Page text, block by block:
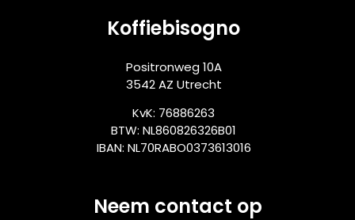
Koffiebisogno
Positronweg 10A
3542 AZ Utrecht
KvK: 76886263
BTW: NL860826326B01
IBAN: NL70RABO0373613016
Neem contact op